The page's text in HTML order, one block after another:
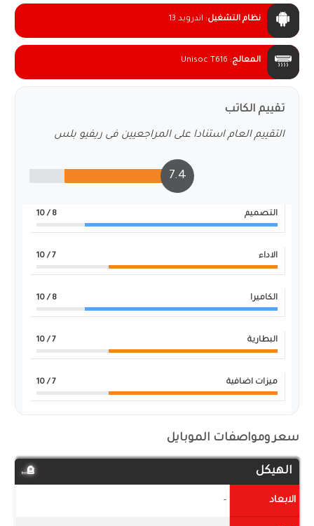
نظام التشغيل: اندرويد 13
المعالج:
Unisoc T616
تقييم الكاتب
التقييم العام استنادا على المراجعيين فى ريفيو بلس
7.4
التصميم 8
/ 10
الاداء 7
/ 10
الكاميرا 8
/ 10
البطارية 7
/ 10
ميزات اضافية 7
/ 10
سعر ومواصفات الموبايل
الهيكل
الابعاد -